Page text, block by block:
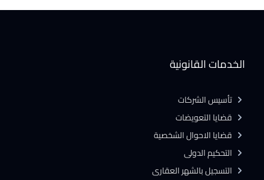
الخدمات القانونية
تأسيس الشركات
قضايا التعويضات
قضايا الاحوال الشخصية
التحكيم الدولى
التسجيل بالشهر العقارى